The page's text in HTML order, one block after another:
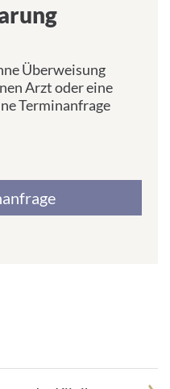
Überweisung
Arzt oder eine
Terminanfrage